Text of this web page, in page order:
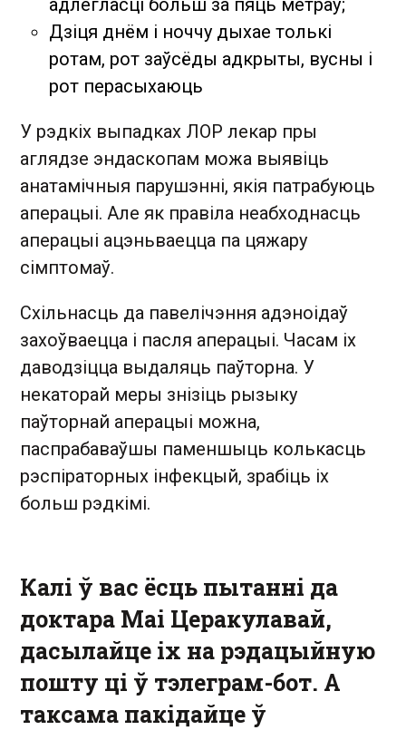
адлегласці больш за пяць метраў;
Дзіця днём і ноччу дыхае толькі
ротам, рот заўсёды адкрыты, вусны і
рот перасыхаюць
У рэдкіх выпадках ЛОР лекар пры
аглядзе эндаскопам можа выявіць
анатамічныя парушэнні, якія патрабуюць
аперацыі. Але як правіла неабходнасць
аперацыі ацэньваецца па цяжару
сімптомаў.
Схільнасць да павелічэння адэноідаў
захоўваецца і пасля аперацыі. Часам іх
даводзіцца выдаляць паўторна. У
некаторай меры знізіць рызыку
паўторнай аперацыі можна,
паспрабаваўшы паменшыць колькасць
рэспіраторных інфекцый, зрабіць іх
больш рэдкімі.
Калі ў вас ёсць пытанні да
доктара Маі Церакулавай,
дасылайце іх на рэдацыйную
пошту ці ў тэлеграм-бот. А
таксама пакідайце ў